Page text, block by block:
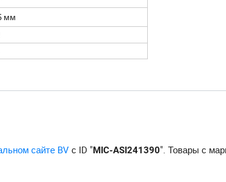
мм
сайте BVс ID "MIC-ASI241390". Товары с